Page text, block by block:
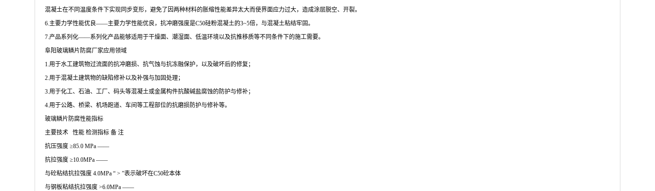
混凝土在不同温度条件下实现同步变形，避免了因两种材料的胀缩性能差异太大而使界面应力过大，造成涂层脱空、开裂。
6.主要力学性能优良――主要力学性能优良，抗冲磨强度是C50硅粉混凝土的3~5倍，与混凝土粘结牢固。
7.产品系列化――系列化产品能够适用于干燥面、潮湿面、低温环境以及抗推移质等不同条件下的施工需要。
阜阳玻璃鳞片防腐厂家应用领域
1.用于水工建筑物过流面的抗冲磨损、抗气蚀与抗冻融保护，以及破坏后的修复；
2.用于混凝土建筑物的缺陷修补以及补强与加固处理；
3.用于化工、石油、工厂、码头等混凝土或金属构件抗酸碱盐腐蚀的防护与修补；
4.用于公路、桥梁、机场跑道、车间等工程部位的抗磨损防护与修补等。
玻璃鳞片防腐性能指标
主要技术 性能 检测指标 备 注
抗压强度 ≥85.0 MPa ——
抗拉强度 ≥10.0MPa ——
与砼粘结抗拉强度 4.0MPa “ > ”表示破坏在C50砼本体
与钢板粘结抗拉强度 >6.0MPa ——